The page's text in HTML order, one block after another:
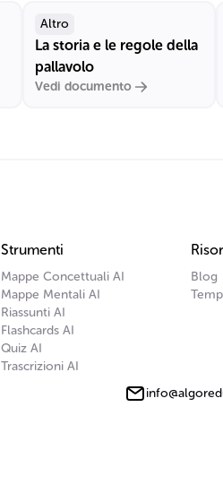
Altro
La storia e le regole della
pallavolo
Vedi documento
Strumenti
Mappe Concettuali AI
Mappe Mentali AI
Riassunti AI
Flashcards AI
Quiz AI
Trascrizioni AI
Blog